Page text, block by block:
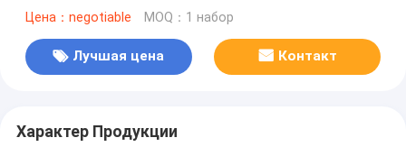
Цена：negotiable MOQ：1 набор
Лучшая цена Контакт
Характер Продукции